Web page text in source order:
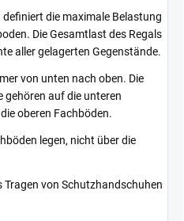
definiert die maximale Belastung
Die Gesamtlast des Regals
aller gelagerten Gegenstände.
von unten nach oben. Die
gehören auf die unteren
oberen Fachböden.
legen, nicht über die
Tragen von Schutzhandschuhen